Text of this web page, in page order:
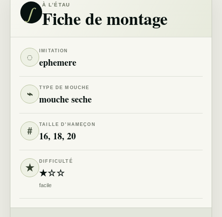
∫ À L’ÉTAU
Fiche de montage
◌ IMITATION
ephemere
⌁ TYPE DE MOUCHE
mouche seche
# TAILLE D’HAMEÇON
16, 18, 20
★ DIFFICULTÉ
★☆☆
facile